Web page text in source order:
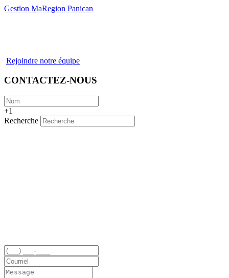
Gestion MaRegion Panican
Rejoindre notre équipe
CONTACTEZ-NOUS
+1
Recherche